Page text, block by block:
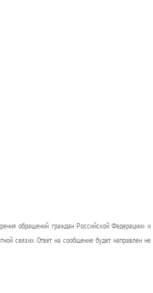
обращений граждан Российской Федерации» и
связи». Ответ на сообщение будет направлен не